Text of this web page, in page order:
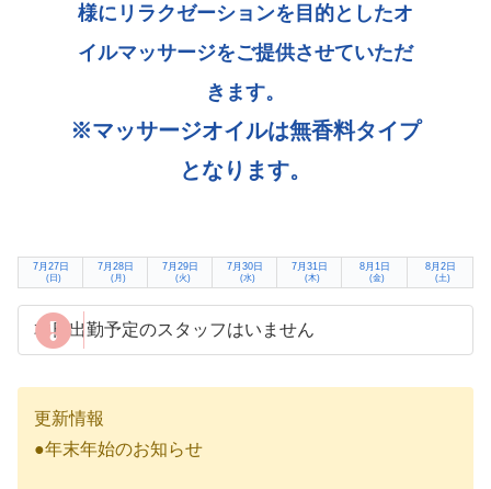
様にリラクゼーションを目的としたオ
イルマッサージをご提供させていただ
きます。
※マッサージオイルは無香料タイプ
となります。
7月27日
(日)
7月28日
(月)
7月29日
(火)
7月30日
(水)
7月31日
(木)
8月1日
(金)
8月2日
(土)
本日出勤予定のスタッフはいません
更新情報
●年末年始のお知らせ